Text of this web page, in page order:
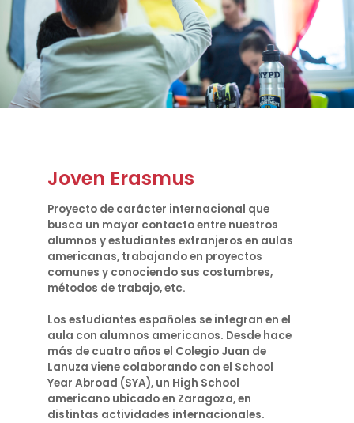
Joven Erasmus
Proyecto de carácter internacional que
busca un mayor contacto entre nuestros
alumnos y estudiantes extranjeros en aulas
americanas, trabajando en proyectos
comunes y conociendo sus costumbres,
métodos de trabajo, etc.
Los estudiantes españoles se integran en el
aula con alumnos americanos. Desde hace
más de cuatro años el Colegio Juan de
Lanuza viene colaborando con el School
Year Abroad (SYA), un High School
americano ubicado en Zaragoza, en
distintas actividades internacionales.